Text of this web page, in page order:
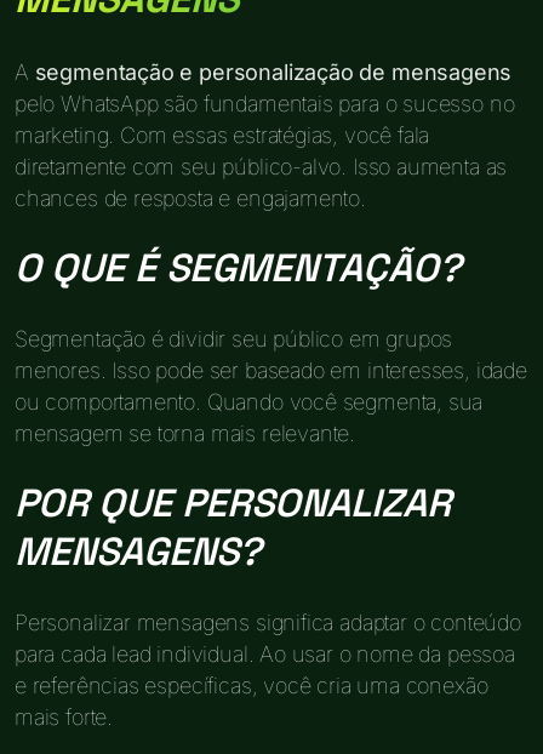
A segmentação e personalização de mensagens
pelo WhatsApp são fundamentais para o sucesso no
marketing. Com essas estratégias, você fala
diretamente com seu público-alvo. Isso aumenta as
chances de resposta e engajamento.
O QUE É SEGMENTAÇÃO?
Segmentação é dividir seu público em grupos
menores. Isso pode ser baseado em interesses, idade
ou comportamento. Quando você segmenta, sua
mensagem se torna mais relevante.
POR QUE PERSONALIZAR
MENSAGENS?
Personalizar mensagens significa adaptar o conteúdo
para cada lead individual. Ao usar o nome da pessoa
e referências específicas, você cria uma conexão
mais forte.